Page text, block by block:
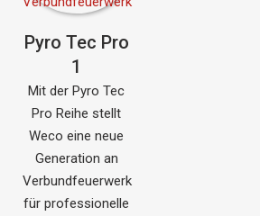
Pyro Tec Pro
1
Mit der Pyro Tec
Pro Reihe stellt
Weco eine neue
Generation an
Verbundfeuerwerk
für professionelle